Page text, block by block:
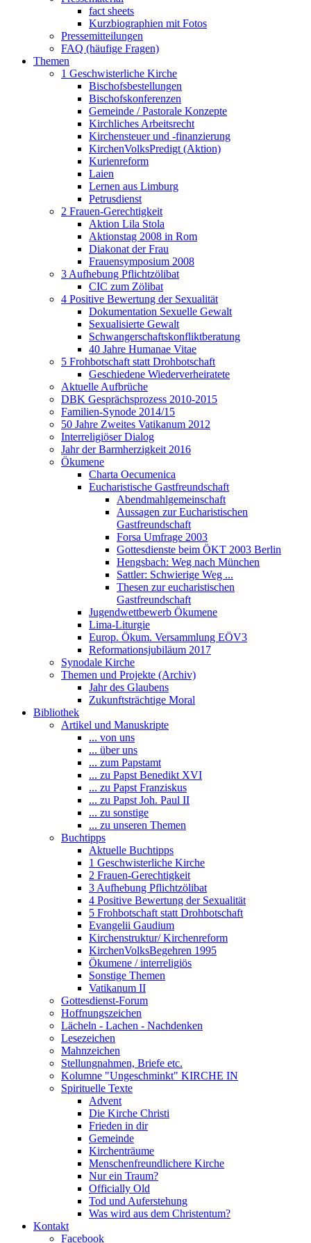
fact sheets
Kurzbiographien mit Fotos
Pressemitteilungen
FAQ (häufige Fragen)
Themen
1 Geschwisterliche Kirche
Bischofsbestellungen
Bischofskonferenzen
Gemeinde / Pastorale Konzepte
Kirchliches Arbeitsrecht
Kirchensteuer und -finanzierung
KirchenVolksPredigt (Aktion)
Kurienreform
Laien
Lernen aus Limburg
Petrusdienst
2 Frauen-Gerechtigkeit
Aktion Lila Stola
Aktionstag 2008 in Rom
Diakonat der Frau
Frauensymposium 2008
3 Aufhebung Pflichtzölibat
CIC zum Zölibat
4 Positive Bewertung der Sexualität
Dokumentation Sexuelle Gewalt
Sexualisierte Gewalt
Schwangerschaftskonfliktberatung
40 Jahre Humanae Vitae
5 Frohbotschaft statt Drohbotschaft
Geschiedene Wiederverheiratete
Aktuelle Aufbrüche
DBK Gesprächsprozess 2010-2015
Familien-Synode 2014/15
50 Jahre Zweites Vatikanum 2012
Interreligiöser Dialog
Jahr der Barmherzigkeit 2016
Ökumene
Charta Oecumenica
Eucharistische Gastfreundschaft
Abendmahlgemeinschaft
Aussagen zur Eucharistischen
Gastfreundschaft
Forsa Umfrage 2003
Gottesdienste beim ÖKT 2003 Berlin
Hengsbach: Weg nach München
Sattler: Schwierige Weg ...
Thesen zur eucharistischen
Gastfreundschaft
Jugendwettbewerb Ökumene
Lima-Liturgie
Europ. Ökum. Versammlung EÖV3
Reformationsjubiläum 2017
Synodale Kirche
Themen und Projekte (Archiv)
Jahr des Glaubens
Zukunftsträchtige Moral
Bibliothek
Artikel und Manuskripte
... von uns
... über uns
... zum Papstamt
... zu Papst Benedikt XVI
... zu Papst Franziskus
... zu Papst Joh. Paul II
... zu sonstige
... zu unseren Themen
Buchtipps
Aktuelle Buchtipps
1 Geschwisterliche Kirche
2 Frauen-Gerechtigkeit
3 Aufhebung Pflichtzölibat
4 Positive Bewertung der Sexualität
5 Frohbotschaft statt Drohbotschaft
Evangelii Gaudium
Kirchenstruktur/ Kirchenreform
KirchenVolksBegehren 1995
Ökumene / interreligiös
Sonstige Themen
Vatikanum II
Gottesdienst-Forum
Hoffnungszeichen
Lächeln - Lachen - Nachdenken
Lesezeichen
Mahnzeichen
Stellungnahmen, Briefe etc.
Kolumne "Ungeschminkt" KIRCHE IN
Spirituelle Texte
Advent
Die Kirche Christi
Frieden in dir
Gemeinde
Kirchenträume
Menschenfreundlichere Kirche
Nur ein Traum?
Officially Old
Tod und Auferstehung
Was wird aus dem Christentum?
Kontakt
Facebook